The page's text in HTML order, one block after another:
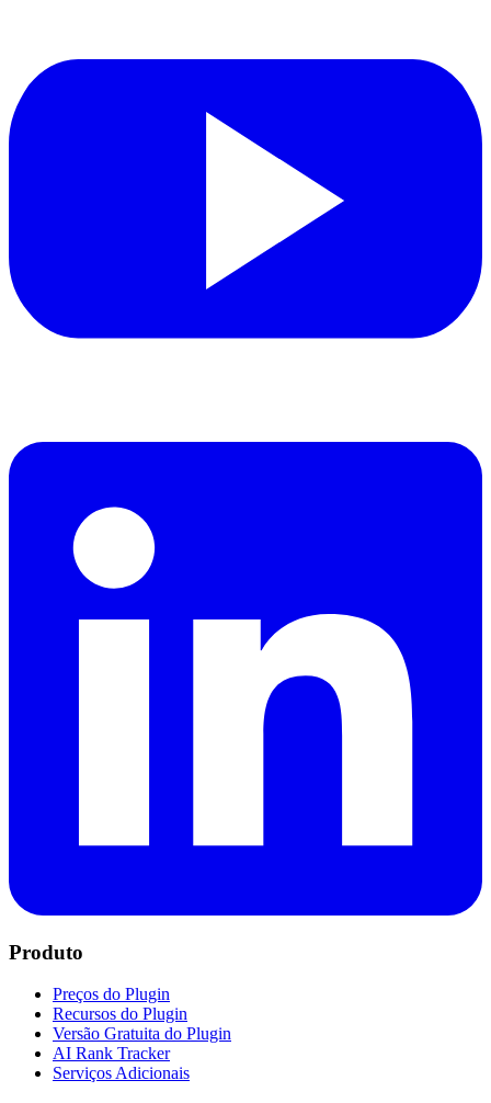
Produto
Preços do Plugin
Recursos do Plugin
Versão Gratuita do Plugin
AI Rank Tracker
Serviços Adicionais